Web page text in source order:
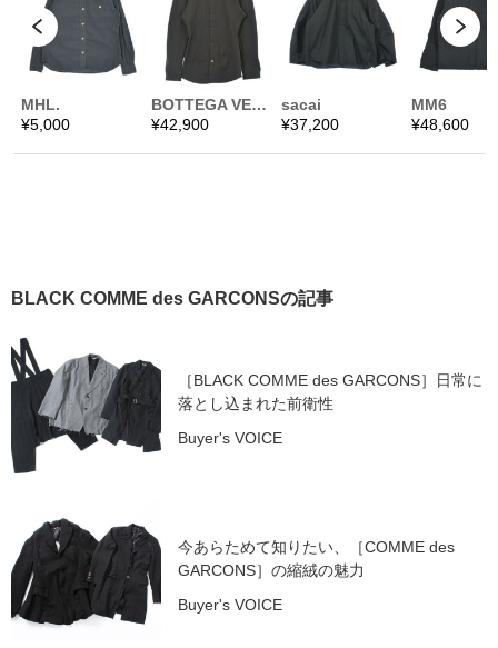
BLACK COMME des GARCONSの記事
［BLACK COMME des GARCONS］日常に
落とし込まれた前衛性
Buyer's VOICE
今あらためて知りたい、［COMME des
GARCONS］の縮絨の魅力
Buyer's VOICE